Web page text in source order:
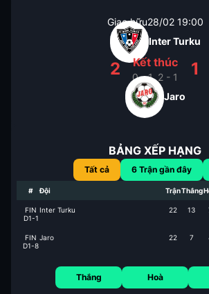
Giao hữu28/02 19:00
Inter Turku
2 Kết thúc
0 - 1, 2 - 1 1
Jaro
BẢNG XẾP HẠNG
Tất cả 6 Trận gần đây
# Đội TrậnThắng
FIN
D1-1
Inter Turku 22 13
FIN
D1-8
Jaro 22 7
Thắng Hoà